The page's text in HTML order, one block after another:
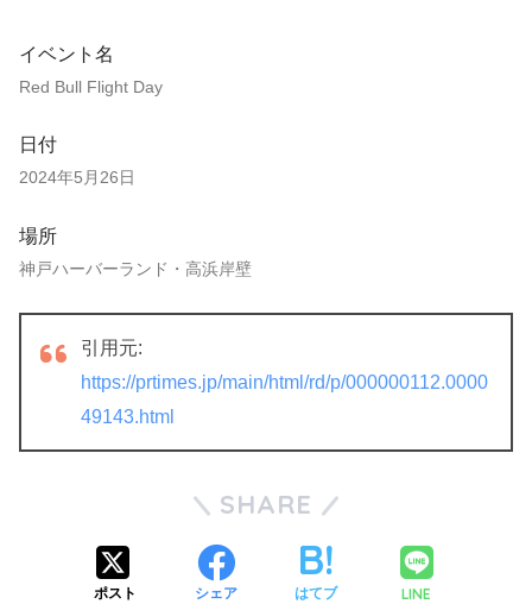
イベント名
Red Bull Flight Day
日付
2024年5月26日
場所
神戸ハーバーランド・高浜岸壁
引用元:
https://prtimes.jp/main/html/rd/p/000000112.0000
49143.html
SHARE
ポスト シェア はてブ LINE